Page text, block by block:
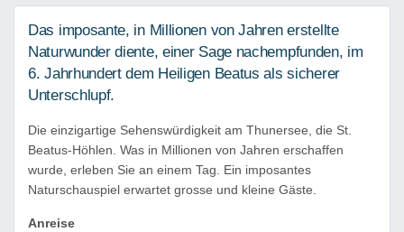
Das imposante, in Millionen von Jahren erstellte
Naturwunder diente, einer Sage nachempfunden, im
6. Jahrhundert dem Heiligen Beatus als sicherer
Unterschlupf.
Die einzigartige Sehenswürdigkeit am Thunersee, die St.
Beatus-Höhlen. Was in Millionen von Jahren erschaffen
wurde, erleben Sie an einem Tag. Ein imposantes
Naturschauspiel erwartet grosse und kleine Gäste.
Anreise